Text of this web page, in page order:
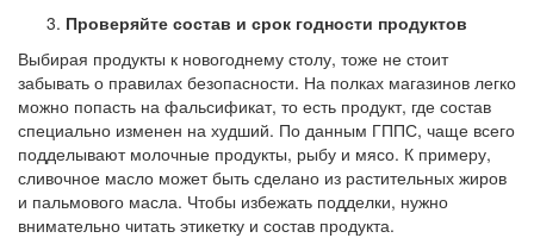
Проверяйте состав и срок годности продуктов
Выбирая продукты к новогоднему столу, тоже не стоит
забывать о правилах безопасности. На полках магазинов легко
можно попасть на фальсификат, то есть продукт, где состав
специально изменен на худший. По данным ГППС, чаще всего
подделывают молочные продукты, рыбу и мясо. К примеру,
сливочное масло может быть сделано из растительных жиров
и пальмового масла. Чтобы избежать подделки, нужно
внимательно читать этикетку и состав продукта.